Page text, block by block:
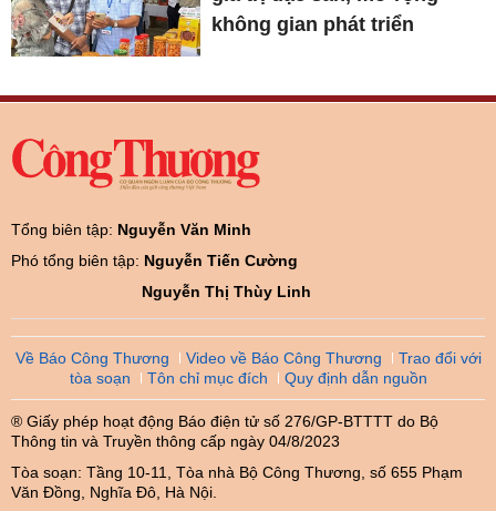
Phó tổng biên tập:Nguyễn Tiến Cường
Nguyễn Thị Thùy Linh
Về Báo Công Thương Video về Báo Công Thương
tòa soạn
Tôn chỉ mục đích Quy định dẫn nguồn
® Giấy phép hoạt động Báo điện tử số 276/GP-BTTTT do Bộ
Thông tin và Truyền thông cấp ngày 04/8/2023
Tòa soạn: Tầng 10-11, Tòa nhà Bộ Công Thương, số 655 Phạm
Văn Đồng, Nghĩa Đô, Hà Nội.
Hotline: 0866.59.4498
Tel: 0243.936.6400 - Fax: 0243.936.6402
Email:baodientubct@gmail.com
Bản quyền thuộc về Báo Công Thương. Cấm sao chép dưới mọi